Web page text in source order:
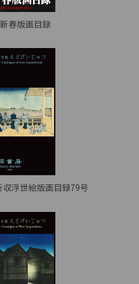
春版画目録
収浮世絵版画目録79号